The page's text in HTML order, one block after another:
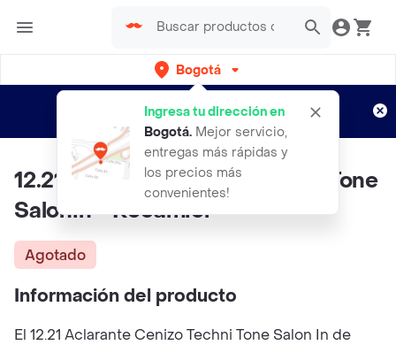
Bogotá
Ingresa tu dirección en
Bogotá. Mejor servicio,
entregas más rápidas y
los precios más
convenientes!
envíos gratis por semanas
Aplican TyC
12.21 Aclarente Cenizo Techni Tone
Salonin - Recamier
Agotado
Información del producto
El 12.21 Aclarante Cenizo Techni Tone Salon In de